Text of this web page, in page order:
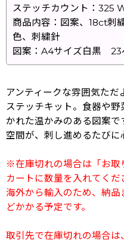
ステッチカウント：325
商品内容：図案、18ct刺
色、刺繍針
図案：A4サイズ白黒 23
アンティークな雰囲気た
ステッチキット。食器や
かれた温かみのある図案
空間が、刺し進めるたびに
※在庫切れの場合は「お取
カートに数量を入れてくだ
海外から輸入のため、納
どかかる予定です。
取引先で在庫切れの場合